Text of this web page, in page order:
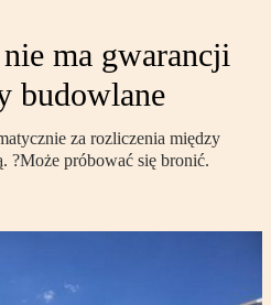
ma gwarancji
budowlane
za rozliczenia między
?Może próbować się bronić.